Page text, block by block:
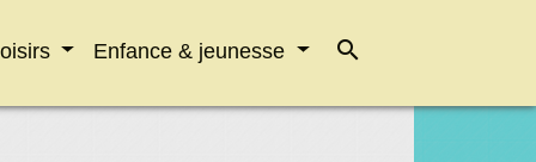
Enfance & jeunesse search